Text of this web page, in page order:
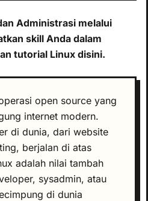
Administrasi melalui
skill Anda dalam
tutorial Linux disini.
open source yang
internet modern.
di dunia, dari website
berjalan di atas
adalah nilai tambah
sysadmin, atau
di dunia